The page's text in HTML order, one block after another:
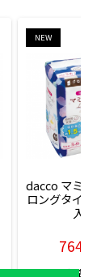
NEW
dacco マミー
ロングタイム
入
764円
販売価格(税